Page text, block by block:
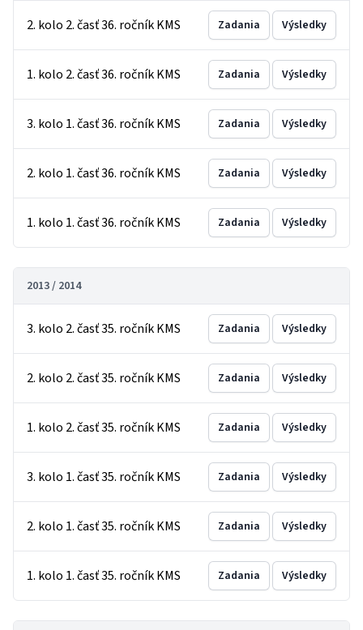
2. kolo 2. časť 36. ročník KMS Zadania Výsledky
1. kolo 2. časť 36. ročník KMS Zadania Výsledky
3. kolo 1. časť 36. ročník KMS Zadania Výsledky
2. kolo 1. časť 36. ročník KMS Zadania Výsledky
1. kolo 1. časť 36. ročník KMS Zadania Výsledky
2013 / 2014
3. kolo 2. časť 35. ročník KMS Zadania Výsledky
2. kolo 2. časť 35. ročník KMS Zadania Výsledky
1. kolo 2. časť 35. ročník KMS Zadania Výsledky
3. kolo 1. časť 35. ročník KMS Zadania Výsledky
2. kolo 1. časť 35. ročník KMS Zadania Výsledky
1. kolo 1. časť 35. ročník KMS Zadania Výsledky